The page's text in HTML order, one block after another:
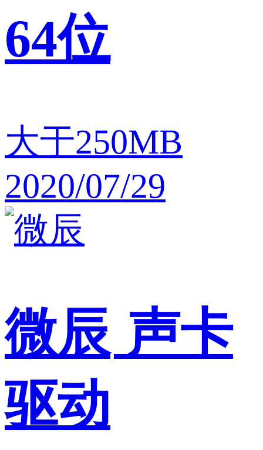
64位
大于250MB
2020/07/29
微辰 声卡
驱动